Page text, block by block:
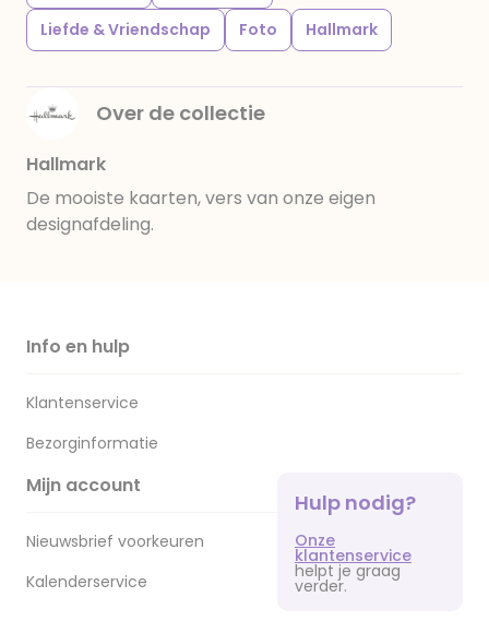
Liefde & Vriendschap
Foto Hallmark
Over de collectie
Hallmark
De mooiste kaarten, vers van onze eigen
designafdeling.
Info en hulp
Klantenservice
Bezorginformatie
Mijn account
Nieuwsbrief voorkeuren
Kalenderservice
Hulp nodig?
Onze
klantenservice
helpt je graag
verder.